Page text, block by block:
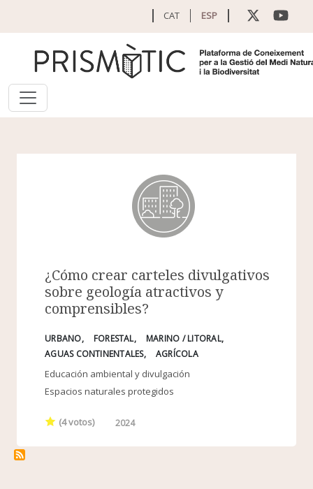
CAT ESP
¿Cómo crear carteles divulgativos
sobre geología atractivos y
comprensibles?
URBANO FORESTAL
MARINO / LITORAL
AGUAS CONTINENTALES
AGRÍCOLA
Educación ambiental y divulgación
Espacios naturales protegidos
(4votos) 2024